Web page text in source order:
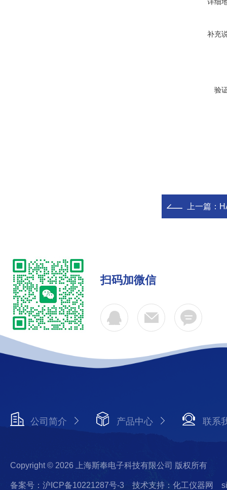
补充
验
上一篇：
扫码加微信
公司简介 产品中心 联系
Copyright © 2026 上海斯奉电子科技有限公司 版权所有
备案号：沪ICP备10221287号-3 技术支持：化工仪器网